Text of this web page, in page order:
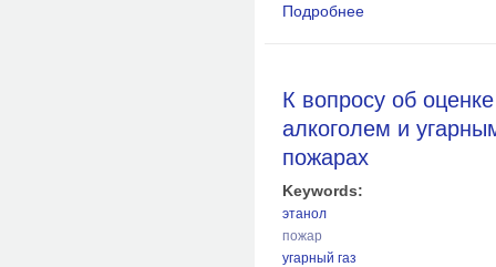
Подробнее
К вопросу об
алкоголем и
пожарах
Keywords:
этанол
пожар
угарный газ